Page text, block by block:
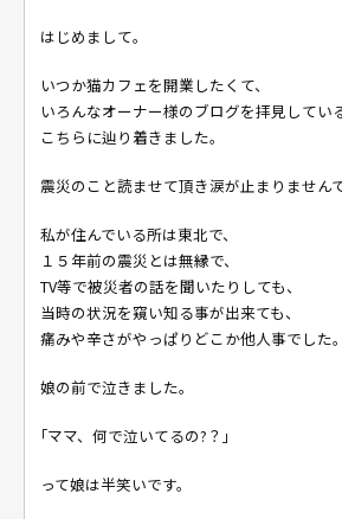
はじめまして。
いつか猫カフェを開業したくて、
いろんなオーナー様のブログを拝見してい
こちらに辿り着きました。
震災のこと読ませて頂き涙が止まりません
私が住んでいる所は東北で、
１５年前の震災とは無縁で、
TV等で被災者の話を聞いたりしても、
当時の状況を窺い知る事が出来ても、
痛みや辛さがやっぱりどこか他人事でした。
娘の前で泣きました。
｢ママ、何で泣いてるの?？」
って娘は半笑いです。